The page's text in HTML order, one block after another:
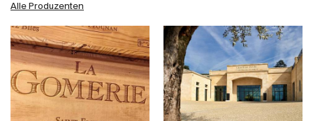
Alle Produzenten